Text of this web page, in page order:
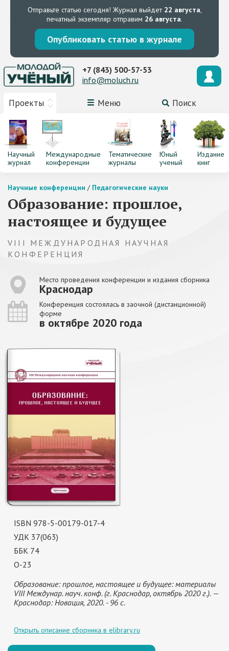
Отправьте статью сегодня! Журнал выйдет 22 августа,
печатный экземпляр отправим 26 августа.
Опубликовать статью в журнале
Проекты Меню Поиск
+7 (843) 500-57-53
info@moluch.ru
Научный
журнал
Международные
конференции
Тематические
журналы
Юный
ученый
Издание
книг
Научные конференции / Педагогические науки
Образование: прошлое,
настоящее и будущее
VIII МЕЖДУНАРОДНАЯ НАУЧНАЯ
КОНФЕРЕНЦИЯ
Место проведения конференции и издания сборника
Краснодар
Конференция состоялась в заочной (дистанционной)
форме
в октябре 2020 года
ISBN 978-5-00179-017-4
УДК 37(063)
ББК 74
О-23
Образование: прошлое, настоящее и будущее: материалы
VIII Междунар. науч. конф. (г. Краснодар, октябрь 2020 г.). —
Краснодар: Новация, 2020. - 96 с.
Открыть описание сборника в elibrary.ru